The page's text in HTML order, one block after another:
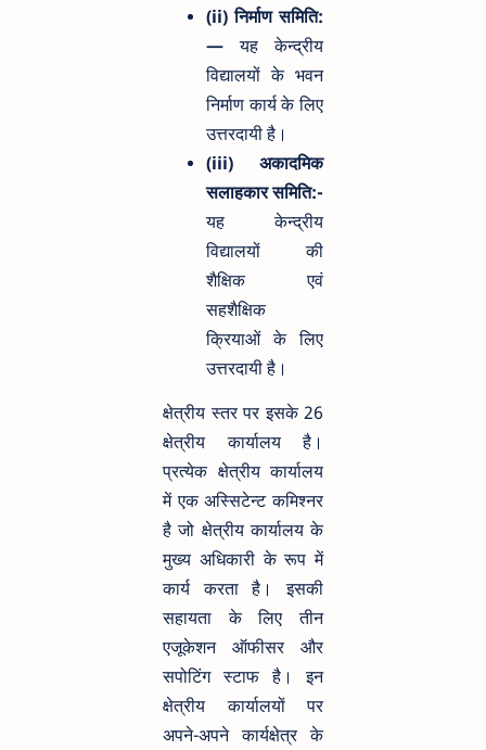
(ii) निर्माण समिति:
— यह केन्द्रीय
विद्यालयों के भवन
निर्माण कार्य के लिए
उत्तरदायी है।
(iii) अकादमिक
सलाहकार समिति:-
यह केन्द्रीय
विद्यालयों की
शैक्षिक एवं
सहशैक्षिक
क्रियाओं के लिए
उत्तरदायी है।
क्षेत्रीय स्तर पर इसके 26
क्षेत्रीय कार्यालय है।
प्रत्येक क्षेत्रीय कार्यालय
में एक अस्सिटेन्ट कमिश्नर
है जो क्षेत्रीय कार्यालय के
मुख्य अधिकारी के रूप में
कार्य करता है। इसकी
सहायता के लिए तीन
एजूकेशन ऑफीसर और
सपोटिंग स्टाफ है। इन
क्षेत्रीय कार्यालयों पर
अपने-अपने कार्यक्षेत्र के